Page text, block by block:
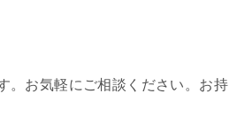
。お気軽にご相談ください。お持